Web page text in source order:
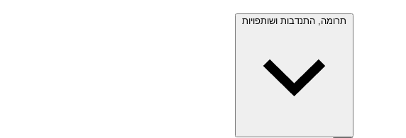
תרומה, התנדבות ושותפויות